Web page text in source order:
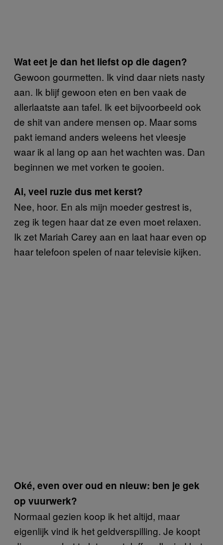
Wat eet je dan het liefst op die dagen?
Gewoon gourmetten. Ik vind daar niets nasty
aan. Ik blijf gewoon eten en ben vaak de
allerlaatste aan tafel. Ik eet bijvoorbeeld ook
de shit van andere mensen op. Maar soms
pakt iemand anders weleens het vleesje
waar ik al lang op aan het wachten was. Dan
beginnen we met vorken te gooien.
Ai, veel ruzie dus met kerst?
Nee, hoor. En als mijn moeder gestrest is,
zeg ik tegen haar dat ze even moet relaxen.
Ik zet Mariah Carey aan en laat haar even op
haar telefoon spelen of naar televisie kijken.
Oké, even over oud en nieuw: ben je gek
op vuurwerk?
Normaal gezien koop ik het altijd, maar
eigenlijk vind ik het geldverspilling. Je koopt